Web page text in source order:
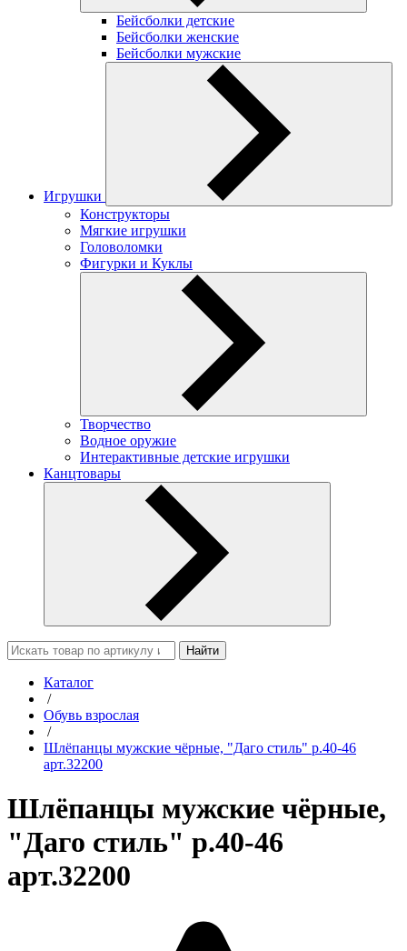
Бейсболки детские
Бейсболки женские
Бейсболки мужские
Игрушки
Конструкторы
Мягкие игрушки
Головоломки
Фигурки и Куклы
Творчество
Водное оружие
Интерактивные детские игрушки
Канцтовары
Найти
Каталог
/
Обувь взрослая
/
Шлёпанцы мужские чёрные, "Даго стиль" р.40-46
арт.32200
Шлёпанцы мужские чёрные,
"Даго стиль" р.40-46
арт.32200